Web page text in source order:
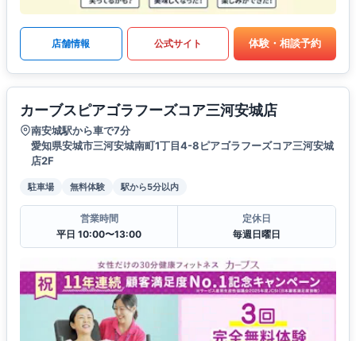
店舗情報 公式サイト 体験・相談予約
カーブスピアゴラフーズコア三河安城店
南安城駅から車で7分
愛知県安城市三河安城南町1丁目4-8ピアゴラフーズコア三河安城
店2F
駐車場 無料体験 駅から5分以内
営業時間
平日 10:00〜13:00
定休日
毎週日曜日